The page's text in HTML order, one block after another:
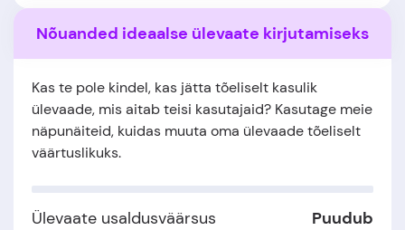
Nõuanded ideaalse ülevaate kirjutamiseks
Kas te pole kindel, kas jätta tõeliselt kasulik
ülevaade, mis aitab teisi kasutajaid? Kasutage meie
näpunäiteid, kuidas muuta oma ülevaade tõeliselt
väärtuslikuks.
Ülevaate usaldusväärsus Puudub